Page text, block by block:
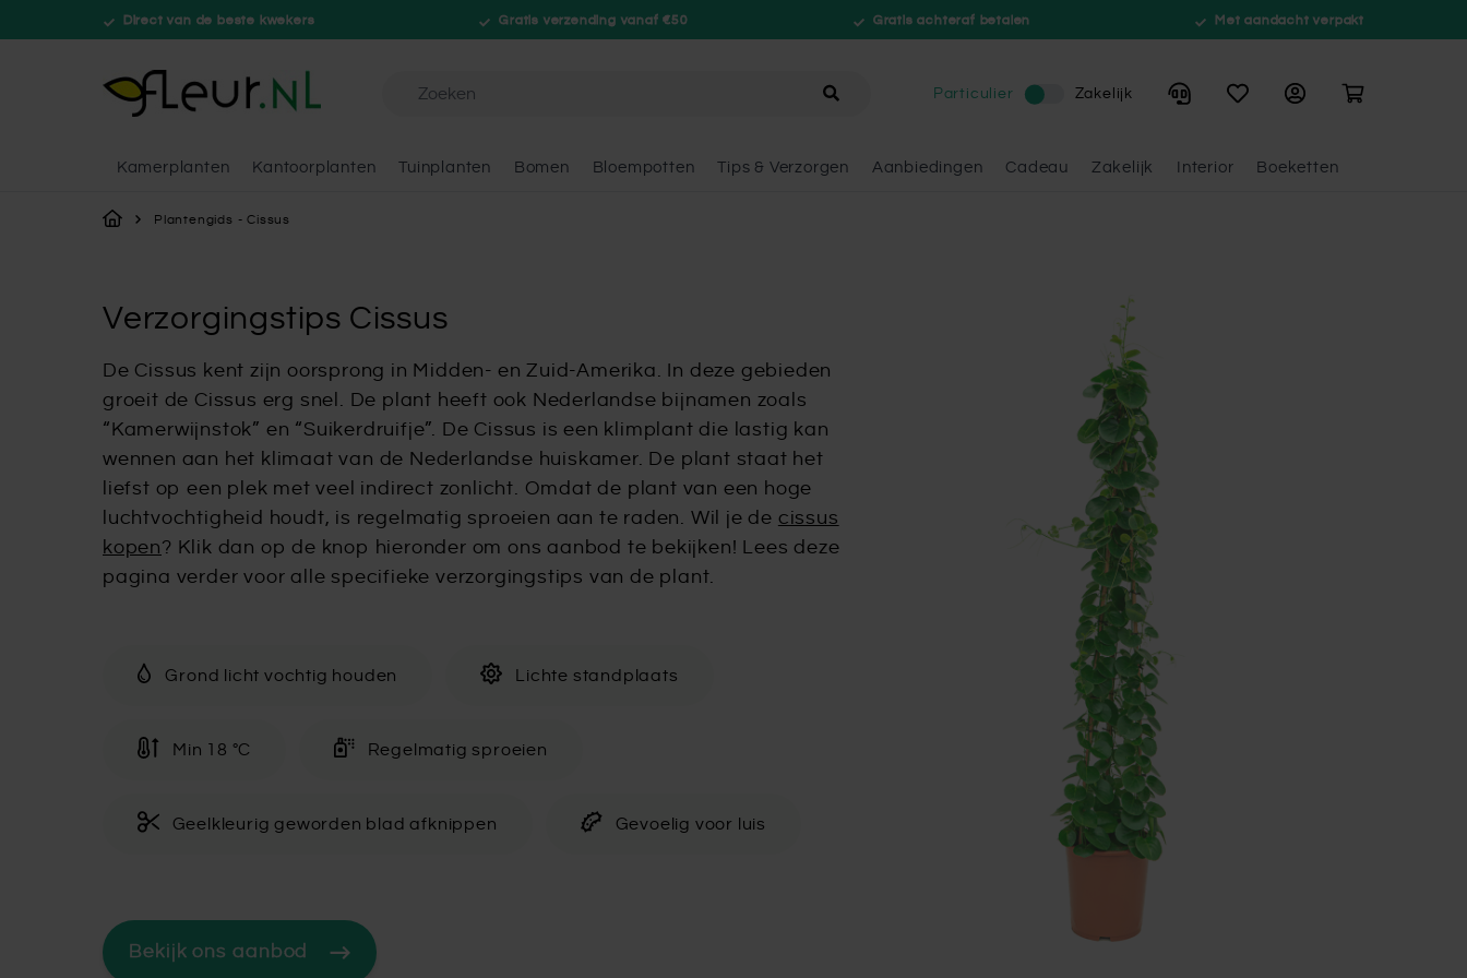
Direct van de beste kwekers Gratis verzending vanaf €50 Gratis achteraf betalen Met aandacht verpakt
Kamerplanten Kantoorplanten Tuinplanten Bomen Bloempotten Tips & Verzorgen Aanbiedingen Cadeau Zakelijk Interior Boeketten
Particulier Zakelijk Winkelwagen
Plantengids - Cissus
Verzorgingstips Cissus
De Cissus kent zijn oorsprong in Midden- en Zuid-Amerika. In deze gebieden
groeit de Cissus erg snel. De plant heeft ook Nederlandse bijnamen zoals
“Kamerwijnstok” en “Suikerdruifje”. De Cissus is een klimplant die lastig kan
wennen aan het klimaat van de Nederlandse huiskamer. De plant staat het
liefst op een plek met veel indirect zonlicht. Omdat de plant van een hoge
luchtvochtigheid houdt, is regelmatig sproeien aan te raden. Wil je de cissus
kopen? Klik dan op de knop hieronder om ons aanbod te bekijken! Lees deze
pagina verder voor alle specifieke verzorgingstips van de plant.
Grond licht vochtig houden Lichte standplaats
Min 18 °C Regelmatig sproeien
Geelkleurig geworden blad afknippen Gevoelig voor luis
Bekijk ons aanbod